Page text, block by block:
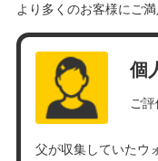
より多くのお客様にご
個
ご評
父が収集していたウ